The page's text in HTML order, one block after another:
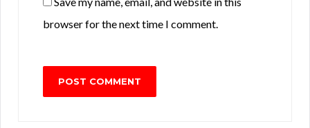
browser for the next time I comment.